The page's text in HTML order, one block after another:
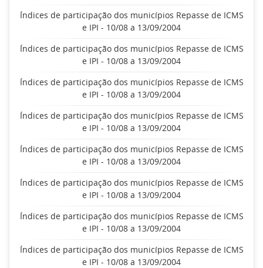
Índices de participação dos municípios Repasse de ICMS
e IPI - 10/08 a 13/09/2004
Índices de participação dos municípios Repasse de ICMS
e IPI - 10/08 a 13/09/2004
Índices de participação dos municípios Repasse de ICMS
e IPI - 10/08 a 13/09/2004
Índices de participação dos municípios Repasse de ICMS
e IPI - 10/08 a 13/09/2004
Índices de participação dos municípios Repasse de ICMS
e IPI - 10/08 a 13/09/2004
Índices de participação dos municípios Repasse de ICMS
e IPI - 10/08 a 13/09/2004
Índices de participação dos municípios Repasse de ICMS
e IPI - 10/08 a 13/09/2004
Índices de participação dos municípios Repasse de ICMS
e IPI - 10/08 a 13/09/2004